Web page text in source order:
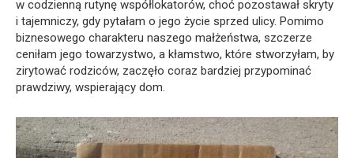
w codzienną rutynę współlokatorów, choć pozostawał skryty
i tajemniczy, gdy pytałam o jego życie sprzed ulicy. Pomimo
biznesowego charakteru naszego małżeństwa, szczerze
ceniłam jego towarzystwo, a kłamstwo, które stworzyłam, by
zirytować rodziców, zaczęło coraz bardziej przypominać
prawdziwy, wspierający dom.